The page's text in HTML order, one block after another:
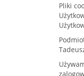
Pliki